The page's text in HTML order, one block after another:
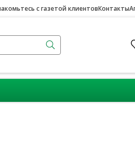
с газетой клиентовКонтакты